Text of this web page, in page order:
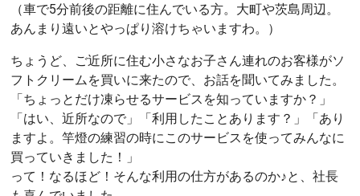
（車で5分前後の距離に住んでいる方。大町や茨島周辺。
あんまり遠いとやっぱり溶けちゃいますわ。）
ちょうど、ご近所に住む小さなお子さん連れのお客様がソ
フトクリームを買いに来たので、お話を聞いてみました。
「ちょっとだけ凍らせるサービスを知っていますか？」
「はい、近所なので」「利用したことあります？」「あり
ますよ。竿燈の練習の時にこのサービスを使ってみんなに
買っていきました！」
って！なるほど！そんな利用の仕方があるのか♪と、社長